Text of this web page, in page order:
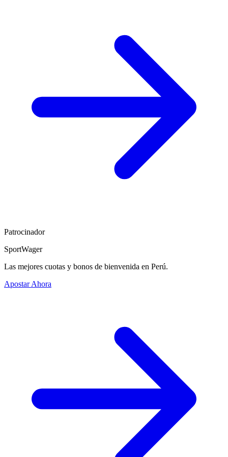
Patrocinador
SportWager
Las mejores cuotas y bonos de bienvenida en Perú.
Apostar Ahora